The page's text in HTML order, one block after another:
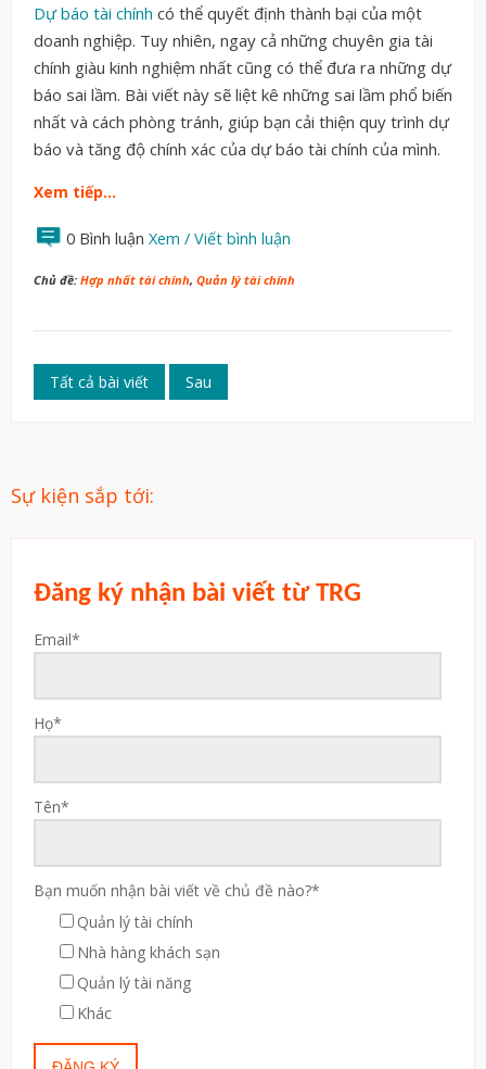
Dự báo tài chính có thể quyết định thành bại của một
doanh nghiệp. Tuy nhiên, ngay cả những chuyên gia tài
chính giàu kinh nghiệm nhất cũng có thể đưa ra những dự
báo sai lầm. Bài viết này sẽ liệt kê những sai lầm phổ biến
nhất và cách phòng tránh, giúp bạn cải thiện quy trình dự
báo và tăng độ chính xác của dự báo tài chính của mình.
Xem tiếp…
0 Bình luận Xem / Viết bình luận
Chủ đề: Hợp nhất tài chính, Quản lý tài chính
Tất cả bài viết Sau
Sự kiện sắp tới:
Đăng ký nhận bài viết từ TRG
Email*
Họ*
Tên*
Bạn muốn nhận bài viết về chủ đề nào?*
Quản lý tài chính
Nhà hàng khách sạn
Quản lý tài năng
Khác